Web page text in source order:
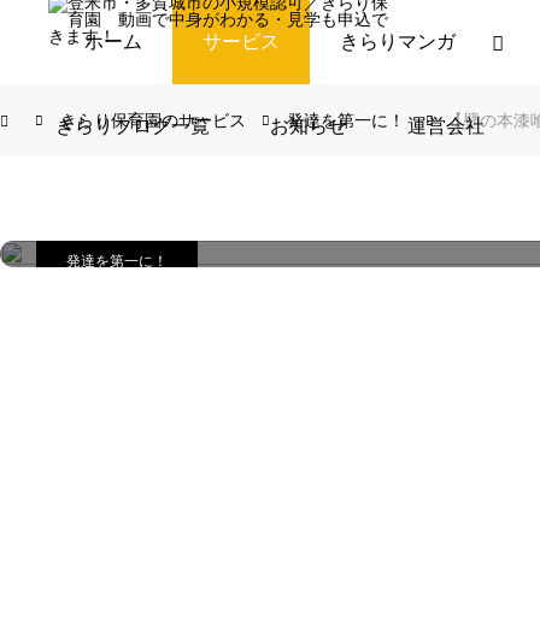
ホーム サービス きらりマンガ
きらりブログ一覧 お知らせ 運営会社
きらり保育園のサービス 発達を第一に！ 【壁の本漆喰でしあわせゲット♥パー
【壁の本漆喰でしあわせゲット♥パート1】カ
発達を第一に！